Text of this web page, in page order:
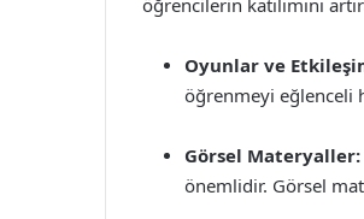
öğrencilerin katılımını
Oyunlar ve
öğrenmeyi eğlenceli
Görsel Materyaller:
önemlidir. Görsel